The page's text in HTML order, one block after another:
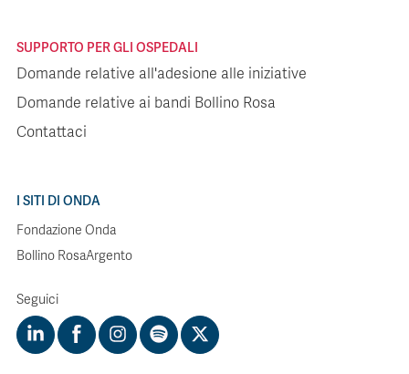
SUPPORTO PER GLI OSPEDALI
Domande relative all'adesione alle iniziative
Domande relative ai bandi Bollino Rosa
Contattaci
I SITI DI ONDA
Fondazione Onda
Bollino RosaArgento
Seguici